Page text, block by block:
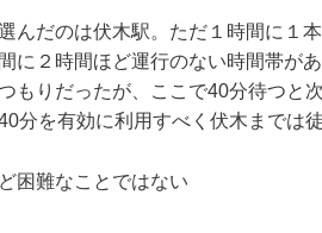
んだのは伏木駅。ただ１時間に１
に２時間ほど運行のない時間帯が
もりだったが、ここで40分待つと
分を有効に利用すべく伏木までは
困難なことではない